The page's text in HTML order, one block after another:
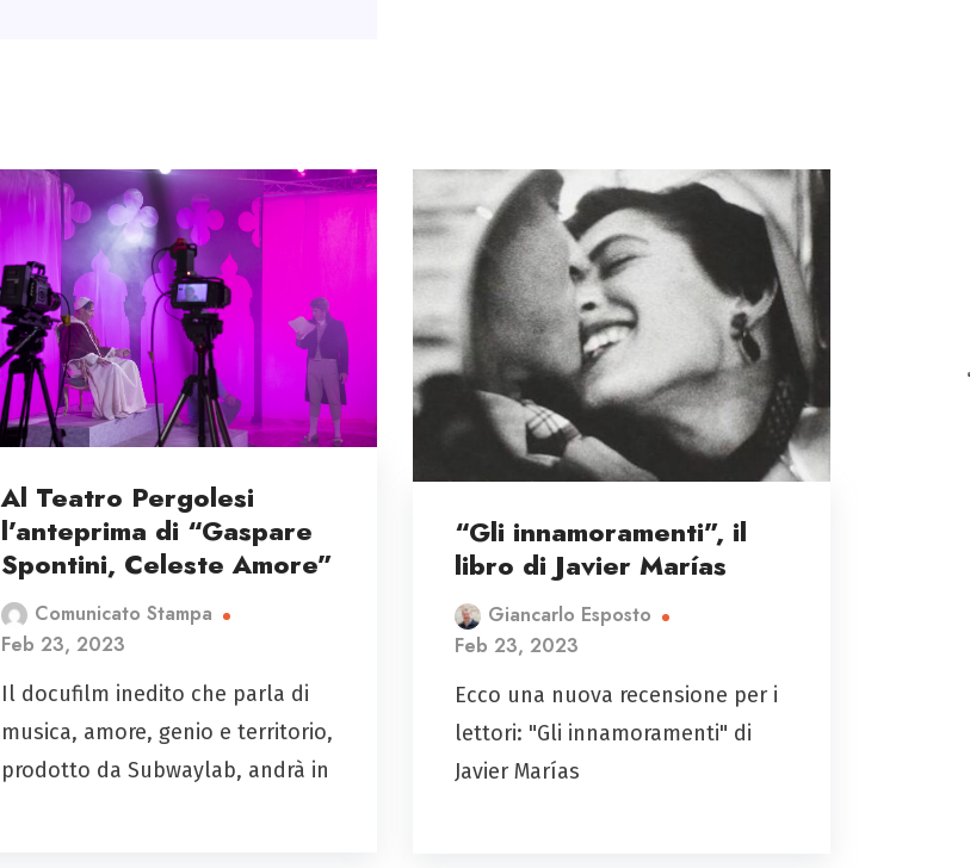
Al Teatro Pergolesi
l’anteprima di “Gaspare
Spontini, Celeste Amore”
Comunicato Stampa
Feb 23, 2023
Il docufilm inedito che parla di
musica, amore, genio e territorio,
prodotto da Subwaylab, andrà in
“Gli innamoramenti”, il
libro di Javier Marías
Giancarlo Esposto
Feb 23, 2023
Ecco una nuova recensione per i
lettori: "Gli innamoramenti" di
Javier Marías